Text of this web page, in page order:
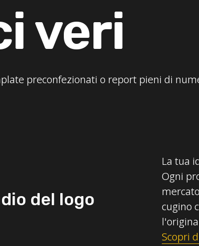
veri
preconfezionati o report pieni di
del logo
La tua
Ogni
cugino
Scopri